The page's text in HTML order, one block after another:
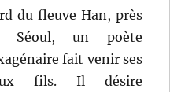
du fleuve Han, près
Séoul, un poète
fait venir ses
fils. Il désire